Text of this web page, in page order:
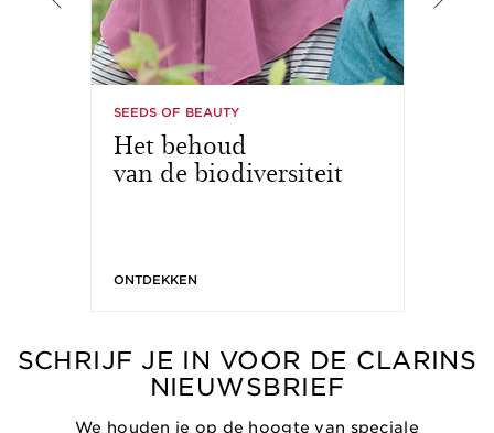
SEEDS OF BEAUTY
Het behoud
van de biodiversiteit
ONTDEKKEN
SCHRIJF JE IN VOOR DE CLARINS
NIEUWSBRIEF
We houden je op de hoogte van speciale